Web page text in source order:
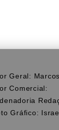
Geral:
Comercial:
Gráfico: